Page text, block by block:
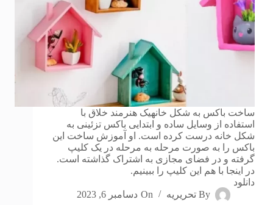
ساخت باکس به شکل خانهیک هنرمند خلاق با
استفاده از وسایل ساده و ابتدایی باکس تزئینی به
شکل خانه درست کرده است. او آموزش ساخت این
باکس را به صورت مرحله به مرحله در یک کلیپ
گرفته و در فضای مجازی به اشتراک گذاشته است.
در اینجا با هم این کلیپ را ببینیم.
دانلود
By تحریریه On دسامبر 6, 2023